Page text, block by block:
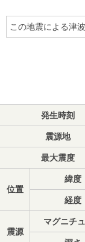
この地震による津
発生時刻
震源地
最大震度
位置
緯度
経度
震源
マグニチ